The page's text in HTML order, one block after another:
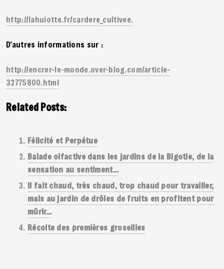
http://lahulotte.fr/cardere_cultivee.
D’autres informations sur :
http://encrer-le-monde.over-blog.com/article-
32775800.html
Related Posts:
Félicité et Perpétue
Balade olfactive dans les jardins de la Bigotie, de la
sensation au sentiment…
Il fait chaud, très chaud, trop chaud pour travailler,
mais au jardin de drôles de fruits en profitent pour
mûrir…
Récolte des premières groseilles